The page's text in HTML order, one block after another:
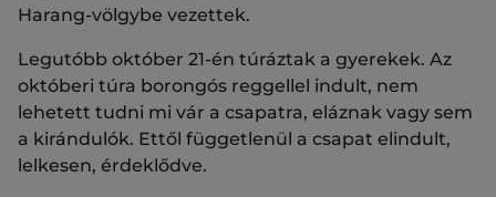
Harang-völgybe vezettek.
Legutóbb október 21-én túráztak a gyerekek. Az
októberi túra borongós reggellel indult, nem
lehetett tudni mi vár a csapatra, eláznak vagy sem
a kirándulók. Ettől függetlenül a csapat elindult,
lelkesen, érdeklődve.